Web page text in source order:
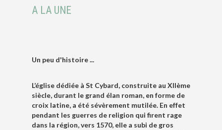
A LA UNE
Un peu d'histoire ...
L’église dédiée à St Cybard, construite au XIIème
siècle, durant le grand élan roman, en forme de
croix latine, a été sévèrement mutilée. En effet
pendant les guerres de religion qui firent rage
dans la région, vers 1570, elle a subi de gros